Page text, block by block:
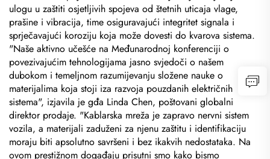
ulogu u zaštiti osjetljivih spojeva od štetnih uticaja vlage,
prašine i vibracija, time osiguravajući integritet signala i
sprječavajući koroziju koja može dovesti do kvarova sistema.
"Naše aktivno učešće na Međunarodnoj konferenciji o
povezivajućim tehnologijama jasno svjedoči o našem
dubokom i temeljnom razumijevanju složene nauke o
materijalima koja stoji iza razvoja pouzdanih električnih
sistema", izjavila je gđa Linda Chen, poštovani globalni
direktor prodaje. "Kablarska mreža je zapravo nervni sistem
vozila, a materijali zaduženi za njenu zaštitu i identifikaciju
moraju biti apsolutno savršeni i bez ikakvih nedostataka. Na
ovom prestižnom događaju prisutni smo kako bismo